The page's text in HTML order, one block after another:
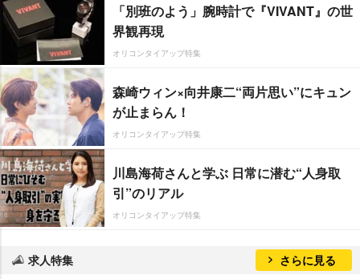
「別班のよう」腕時計で『VIVANT』の世
界観再現
オリコンタイアップ特集
森崎ウィン×向井康二“両片思い”にキュン
が止まらん！
オリコンタイアップ特集
川島海荷さんと学ぶ 日常に潜む“人身取
引”のリアル
オリコンタイアップ特集
求人特集 さらに見る